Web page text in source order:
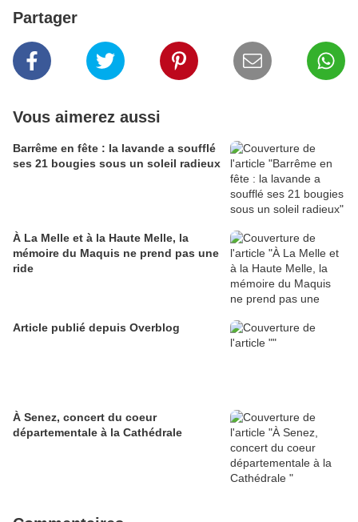
Partager
Vous aimerez aussi
Barrême en fête : la lavande a soufflé
ses 21 bougies sous un soleil radieux
À La Melle et à la Haute Melle, la
mémoire du Maquis ne prend pas une
ride
Article publié depuis Overblog
À Senez, concert du coeur
départementale à la Cathédrale